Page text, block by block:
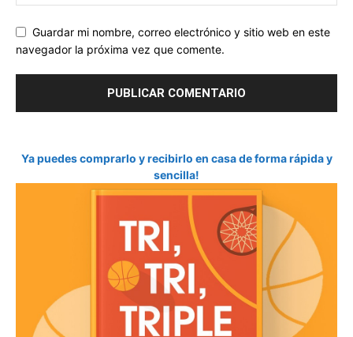
Guardar mi nombre, correo electrónico y sitio web en este
navegador la próxima vez que comente.
Ya puedes comprarlo y recibirlo en casa de forma rápida y
sencilla!